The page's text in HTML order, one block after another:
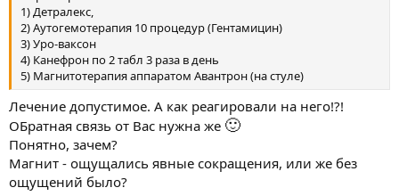
1) Детралекс,
2) Аутогемотерапия 10 процедур (Гентамицин)
3) Уро-ваксон
4) Канефрон по 2 табл 3 раза в день
5) Магнитотерапия аппаратом Авантрон (на стуле)
Лечение допустимое. А как реагировали на него!?!
ОБратная связь от Вас нужна же 🙂
Понятно, зачем?
Магнит - ощущались явные сокращения, или же без
ощущений было?